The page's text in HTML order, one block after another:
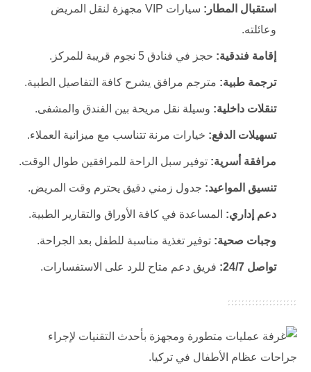
استقبال المطار:
سيارات VIP مجهزة لنقل المريض
وعائلته.
إقامة فندقية: حجز في فنادق 5 نجوم قريبة للمركز.
ترجمة طبية: مترجم مرافق يشرح كافة التفاصيل الطبية.
تنقلات داخلية: وسيلة نقل مريحة بين الفندق والمشفى.
تسهيلات الدفع: خيارات مرنة تتناسب مع ميزانية العملاء.
مرافقة أسرية: توفير سبل الراحة للمرافقين طوال الوقت.
تنسيق المواعيد: جدول زمني دقيق يحترم وقت المريض.
دعم إداري: المساعدة في كافة الأوراق والتقارير الطبية.
وجبات صحية: توفير تغذية مناسبة للطفل بعد الجراحة.
تواصل 24/7: فريق دعم متاح للرد على الاستفسارات.